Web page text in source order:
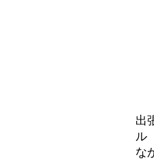
出
ル
な